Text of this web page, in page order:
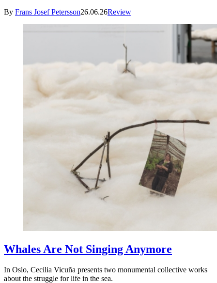
By Frans Josef Petersson26.06.26Review
Whales Are Not Singing Anymore
In Oslo, Cecilia Vicuña presents two monumental collective works
about the struggle for life in the sea.